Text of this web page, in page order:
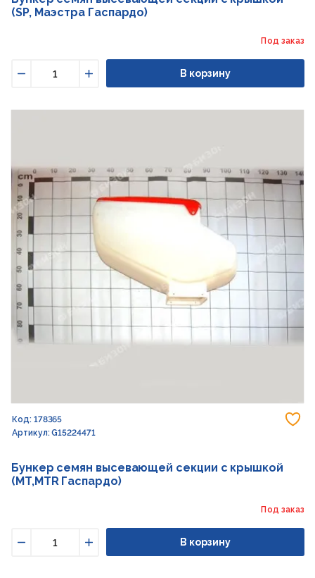
(SP, Маэстра Гаспардо)
Под заказ
Увеличить
В корзину
Код: 178365
Артикул: G15224471
Бункер семян высевающей секции с крышкой
(MT,MTR Гаспардо)
Под заказ
Увеличить
В корзину